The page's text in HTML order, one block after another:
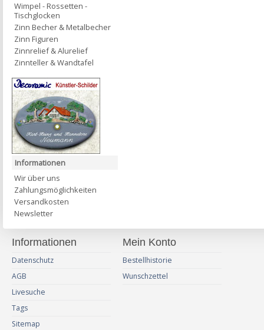
Wimpel - Rossetten -
Tischglocken
Zinn Becher & Metalbecher
Zinn Figuren
Zinnrelief & Alurelief
Zinnteller & Wandtafel
Informationen
Wir über uns
Zahlungsmöglichkeiten
Versandkosten
Newsletter
Informationen
Datenschutz
AGB
Livesuche
Tags
Sitemap
Mein Konto
Bestellhistorie
Wunschzettel